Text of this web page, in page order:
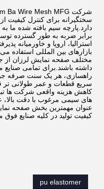
سختگیرانه برای کنترل کیفیت
دارد.پارچه سیم بافته شده ما
برابر ضربه به طور گسترده
بازارهای بین المللی استفاده می
مختلف صفحه نمایش لرزان از
داشته باشند.برای تمامی صنایع
راهسازی، هر یک سنت صرفه جویی
سریع قطعات و عمر طولانی
کاهش هزینه واقعی شرکت ها
های سیمی مرغوب با دقت
عنوان مهمترین بخش صفحه
کیفیت تولید در کلیه صنایع فوق
pu elastomer